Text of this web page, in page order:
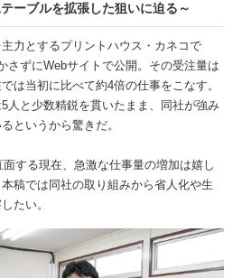
ーブルを拡張した狙いに迫る～
力とするプリントハウス・カネコで
さずにWebサイトで公開。その受注量は
は当初に比べて約4倍の仕事をこなす。
人と少数精鋭を貫いたまま、同社が強み
というから驚きだ。
する現在、急激な仕事量の増加は嬉し
稿では同社の取り組みから省人化や生
たい。